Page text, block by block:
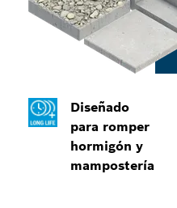
Diseñado
para romper
hormigón y
mampostería